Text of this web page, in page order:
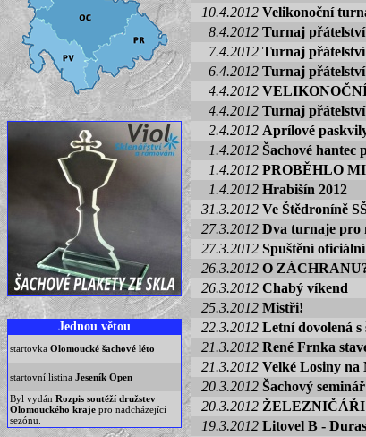
Jednou větou
startovka Olomoucké šachové léto
startovní listina Jeseník Open
Byl vydán Rozpis soutěží družstev
Olomouckého kraje pro nadcházející
sezónu.
10.4.2012 Velikonoční
8.4.2012 Turnaj přátelství
7.4.2012 Turnaj přátelství
6.4.2012 Turnaj přátelství
4.4.2012
4.4.2012 Turnaj
2.4.2012 Aprílové
1.4.2012 Šachové hantec
1.4.2012 PROBĚHLO
1.4.2012 Hrabišín 2012
31.3.2012 Ve Štědroníně
27.3.2012 Dva turnaje pro
27.3.2012 Spuštění
26.3.2012 O
26.3.2012 Chabý víkend
25.3.2012 Mistři!
22.3.2012 Letní dovolená s
21.3.2012 René Frnka
21.3.2012 Velké Losiny na
20.3.2012 Šachový
20.3.2012
19.3.2012 Litovel B -